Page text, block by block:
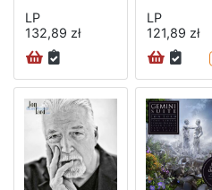
LP
132,89 zł
LP
121,89 zł